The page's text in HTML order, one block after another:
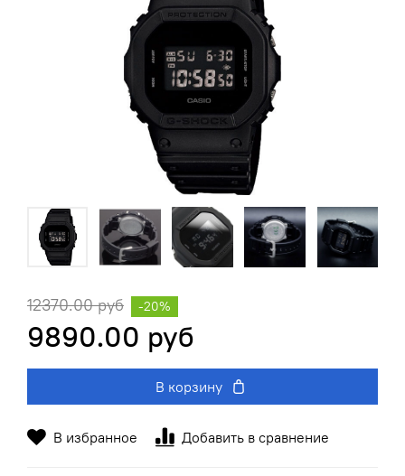
В избранное Добавить в сравнение
12370.00 руб
9890.00 руб
-20%
В корзину